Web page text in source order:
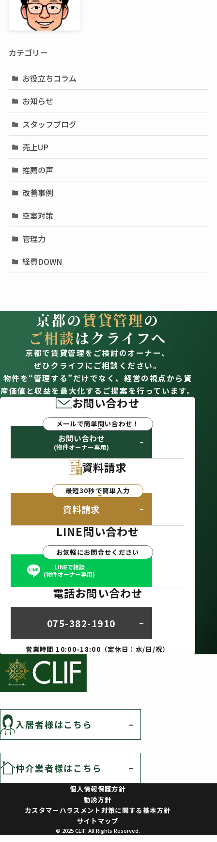
カテゴリー
お役立ちコラム
お知らせ
スタッフブログ
売上UP
推薦の声
改善事例
空室対策
管理力
経費DOWN
京都の賃貸管理の
ご相談はクライフへ
京都で賃貸管理をご検討のオーナー、
ぜひクライフにご相談ください。
物件を“管理する”だけでなく、経営の視点から資
産価値と収益を最大化するご提案を行っています。
お問い合わせ
メールで簡単問い合わせ！
お問い合わせ
(物件オーナー専用)
資料請求
最短30秒で簡単入力
資料請求
LINE問い合わせ
お気軽にお問合せください
LINEで相談
(物件オーナー専用)
電話お問い合わせ
075-382-1910
営業時間 10:00-18:00（定休日：水/日/祝）
入居者様はこちら
仲介業者様はこちら
個人情報保護方針
勧誘方針
カスタマーハラスメント対策に関する基本方針
サイトマップ
© 2025 CLIF. All Rights Reserved.